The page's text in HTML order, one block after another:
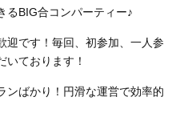
るBIG合コンパーティー♪
迎です！毎回、初参加、一人参
いております！
ンばかり！円滑な運営で効率的